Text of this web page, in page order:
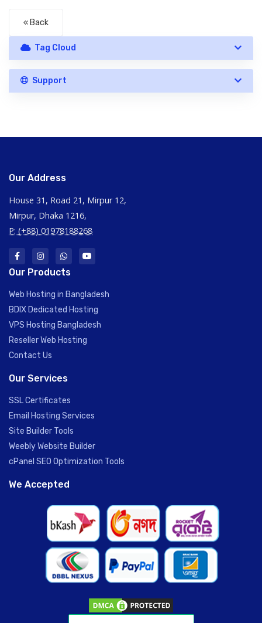
« Back
Tag Cloud
Support
Our Address
House 31, Road 21, Mirpur 12,
Mirpur, Dhaka 1216,
P: (+88) 01978188268
Our Products
Web Hosting in Bangladesh
BDIX Dedicated Hosting
VPS Hosting Bangladesh
Reseller Web Hosting
Contact Us
Our Services
SSL Certificates
Email Hosting Services
Site Builder Tools
Weebly Website Builder
cPanel SEO Optimization Tools
We Accepted